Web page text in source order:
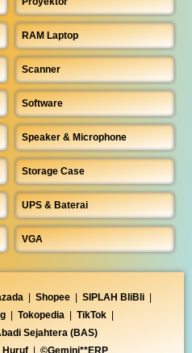
RAM Laptop
Scanner
Software
Speaker & Microphone
Storage Case
UPS & Baterai
VGA
Shopee SIPLAH BliBli
Tokopedia TikTok
Sejahtera (BAS)